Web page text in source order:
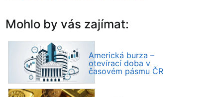
Mohlo by vás zajímat:
Americká burza –
otevírací doba v
časovém pásmu ČR